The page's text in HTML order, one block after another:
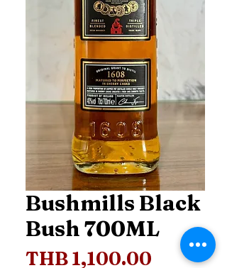
Bushmills Black
Bush 700ML
THB 1,100.00 Price